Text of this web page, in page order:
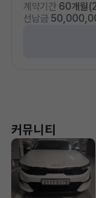
계약기간 60개월
선납금
커뮤니티